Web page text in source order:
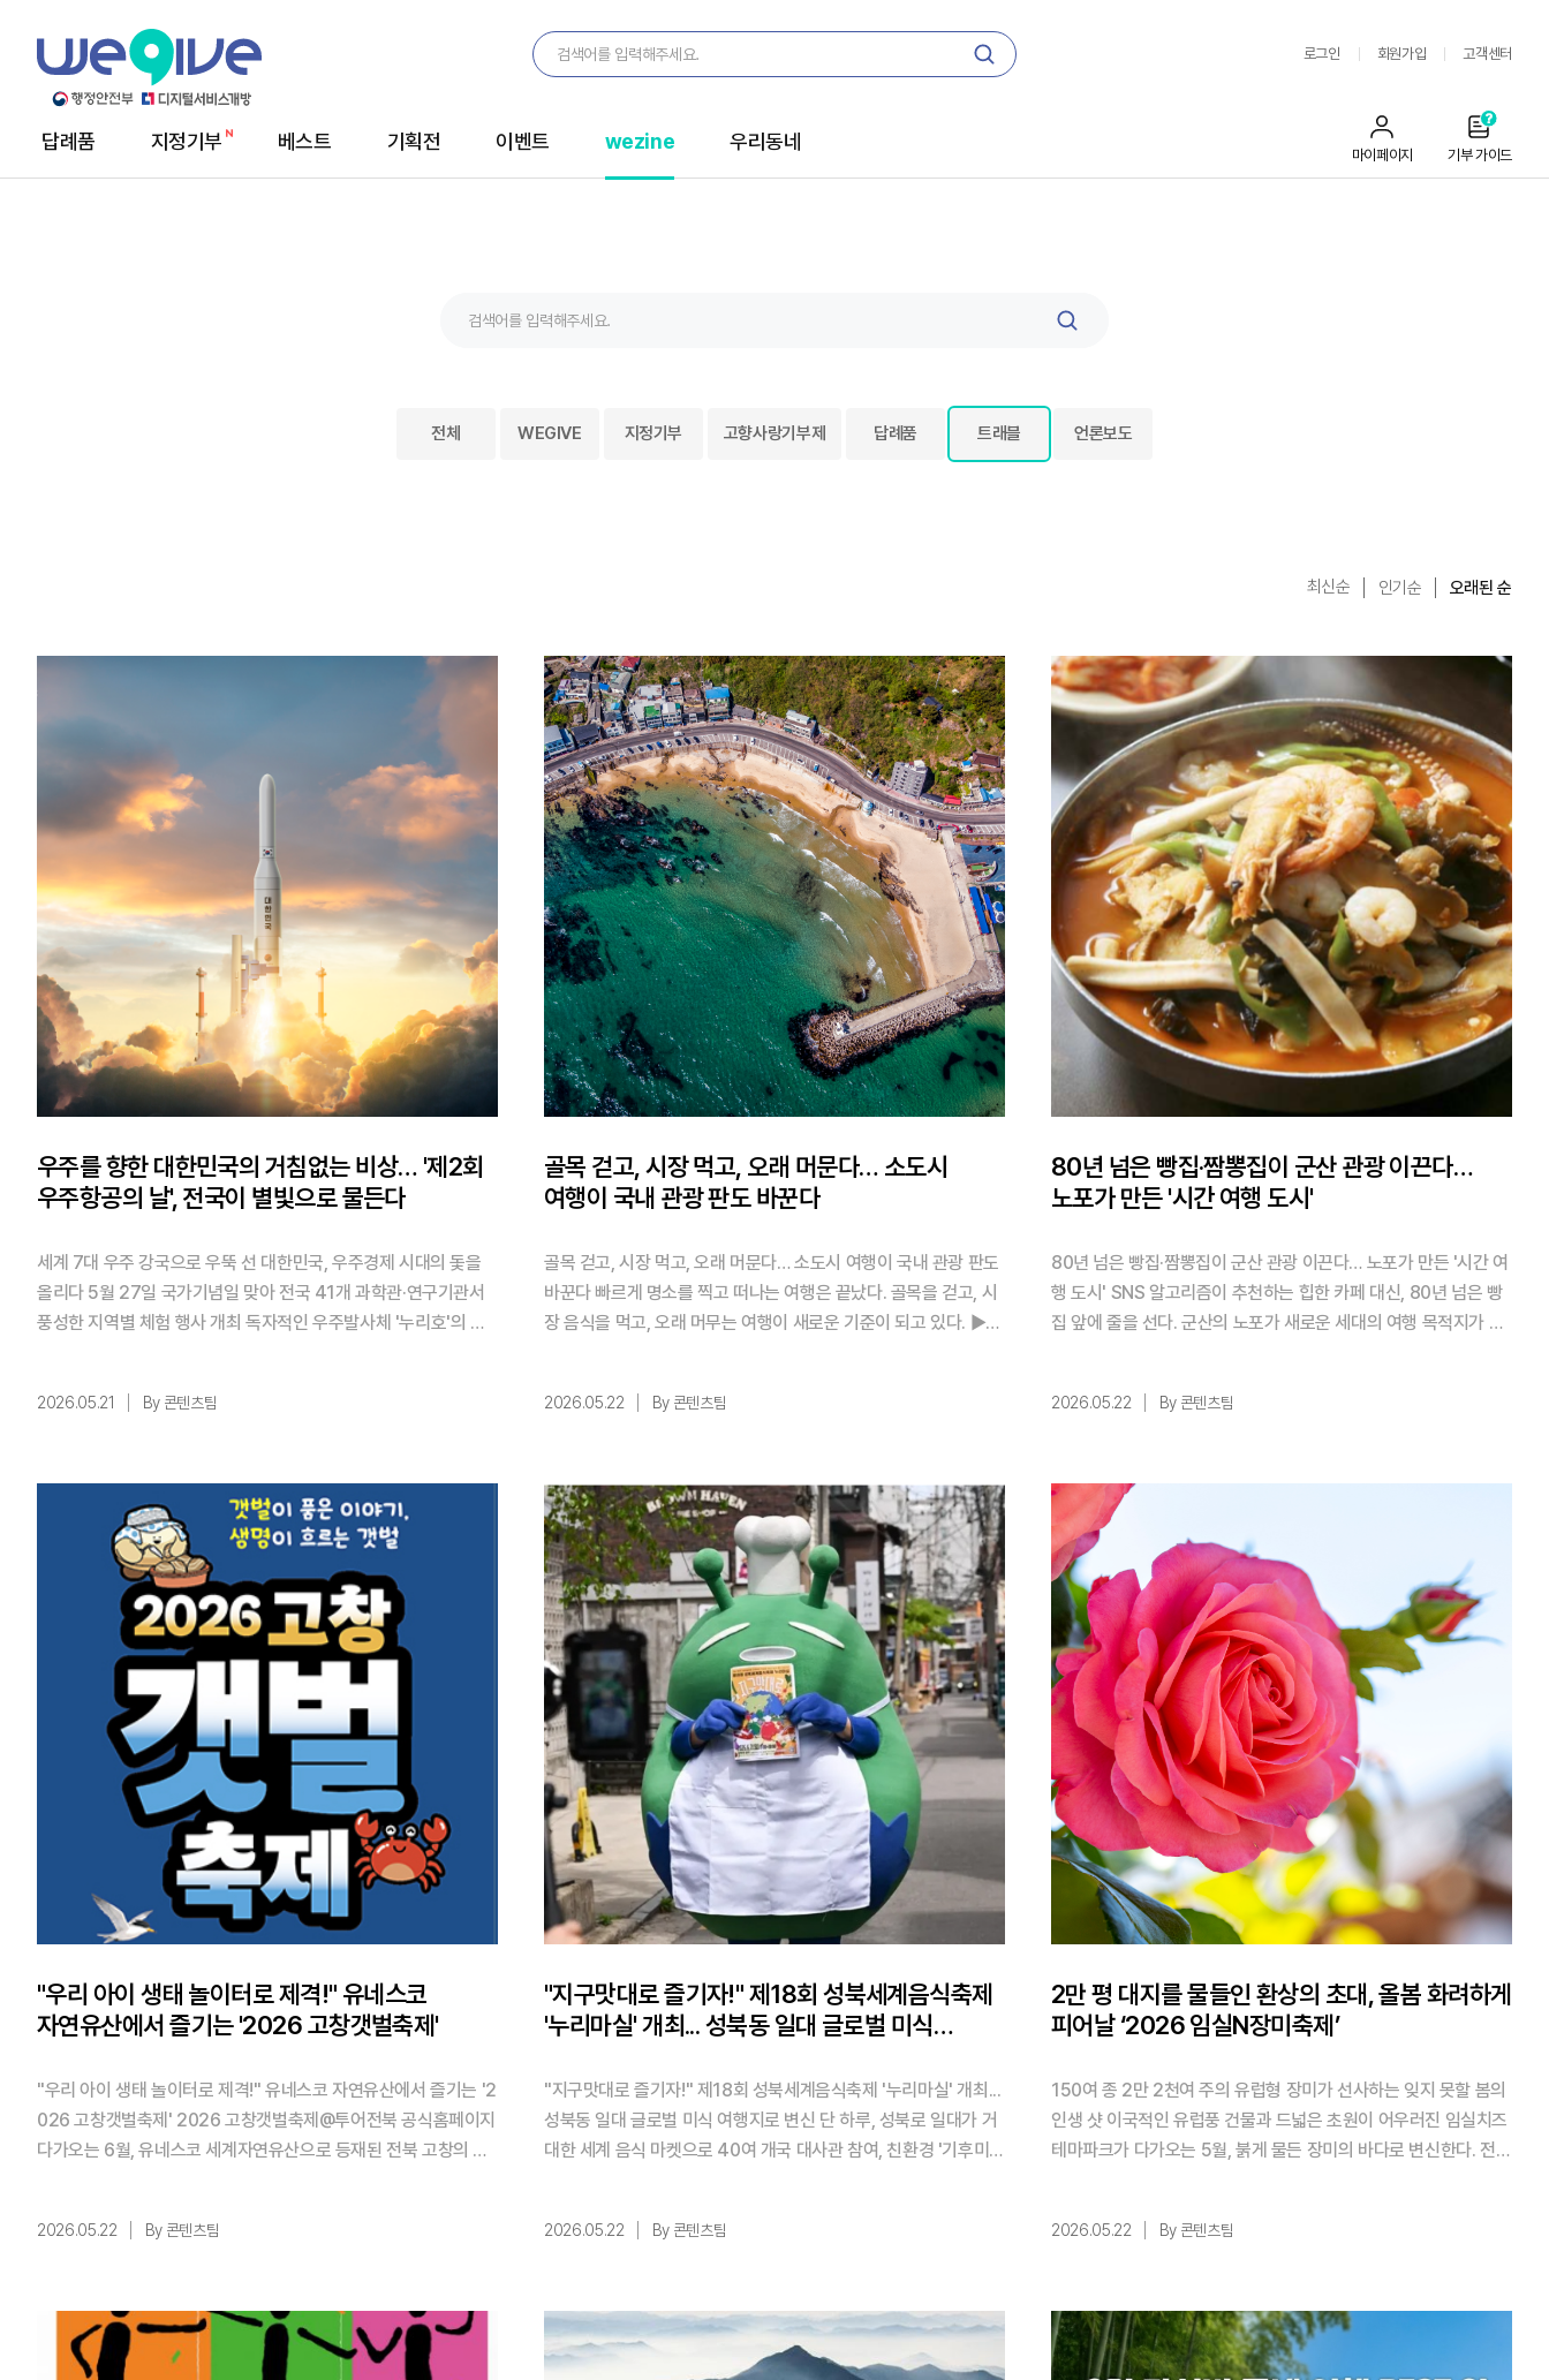
로그인 회원가입 고객센터
메
답례품 지정기부 베스트 기획전 이벤트 wezine 우리동네
마이페이지 기부 가이드
검
전체 WEGIVE 지정기부 고향사랑기부제 답례품 트래블 언론보도
최신순 인기순 오래된 순
우주를 향한 대한민국의 거침없는 비상… '제2회
우주항공의 날', 전국이 별빛으로 물든다
세계 7대 우주 강국으로 우뚝 선 대한민국, 우주경제 시대의 돛을
올리다 5월 27일 국가기념일 맞아 전국 41개 과학관·연구기관서
풍성한 지역별 체험 행사 개최 독자적인 우주발사체 '누리호'의 잇
국의 확실한 미래 먹거리이자 현실로 다가왔다. 세계 7대 우주 강국
2026.05.21 By 콘텐츠팀
골목 걷고, 시장 먹고, 오래 머문다… 소도시
여행이 국내 관광 판도 바꾼다
골목 걷고, 시장 먹고, 오래 머문다… 소도시 여행이 국내 관광 판도
바꾼다 빠르게 명소를 찍고 떠나는 여행은 끝났다. 골목을 걷고, 시
장 음식을 먹고, 오래 머무는 여행이 새로운 기준이 되고 있다. ▶여
소 이용객도 같은 기간 약 50% 증가했다.붐비는 관광지를 피하면
2026.05.22 By 콘텐츠팀
80년 넘은 빵집·짬뽕집이 군산 관광 이끈다…
노포가 만든 '시간 여행 도시'
80년 넘은 빵집·짬뽕집이 군산 관광 이끈다… 노포가 만든 '시간 여
행 도시' SNS 알고리즘이 추천하는 힙한 카페 대신, 80년 넘은 빵
집 앞에 줄을 선다. 군산의 노포가 새로운 세대의 여행 목적지가 되
뽕'. 수십 년 된 가게들이 검색어를 채우고 있다. 변화가 빠른 시대일
2026.05.22 By 콘텐츠팀
"우리 아이 생태 놀이터로 제격!" 유네스코
자연유산에서 즐기는 '2026 고창갯벌축제'
"우리 아이 생태 놀이터로 제격!" 유네스코 자연유산에서 즐기는 '2
026 고창갯벌축제' 2026 고창갯벌축제@투어전북 공식홈페이지
다가오는 6월, 유네스코 세계자연유산으로 등재된 전북 고창의 청
'2026 고창갯벌축제'는 '갯벌이 품은 이야기, 생명이 흐르는 갯
2026.05.22 By 콘텐츠팀
"지구맛대로 즐기자!" 제18회 성북세계음식축제
'누리마실' 개최... 성북동 일대 글로벌 미식
"지구맛대로 즐기자!" 제18회 성북세계음식축제 '누리마실' 개최...
성북동 일대 글로벌 미식 여행지로 변신 단 하루, 성북로 일대가 거
대한 세계 음식 마켓으로 40여 개국 대사관 참여, 친환경 '기후미
세계의 다채로운 음식과 문화를 경험할 수 있는 특별한 축제가 열린
2026.05.22 By 콘텐츠팀
2만 평 대지를 물들인 환상의 초대, 올봄 화려하게
피어날 ‘2026 임실N장미축제’
150여 종 2만 2천여 주의 유럽형 장미가 선사하는 잊지 못할 봄의
인생 샷 이국적인 유럽풍 건물과 드넓은 초원이 어우러진 임실치즈
테마파크가 다가오는 5월, 붉게 물든 장미의 바다로 변신한다. 전북
일간 개최되는 이번 축제는 수만 송이의 장미와 함께 다채로운 콘텐
2026.05.22 By 콘텐츠팀